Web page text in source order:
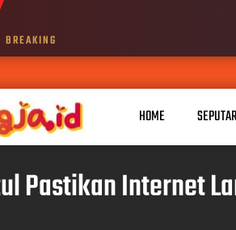
BREAKING
HOME
Pastikan Internet